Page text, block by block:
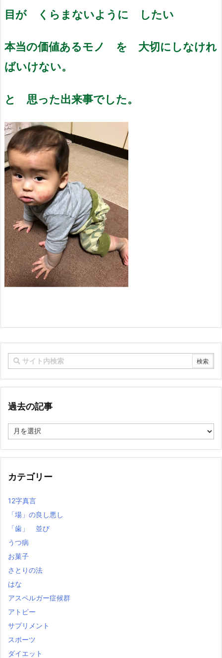
目が くらまないように したい
本当の価値あるモノ を 大切にしなけれ
ばいけない。
と 思った出来事でした。
過去の記事
去
記
カテゴリー
12字真言
「場」の良し悪し
「歯」 並び
うつ病
お菓子
さとりの法
はな
アスペルガー症候群
アトピー
サプリメント
スポーツ
ダイエット